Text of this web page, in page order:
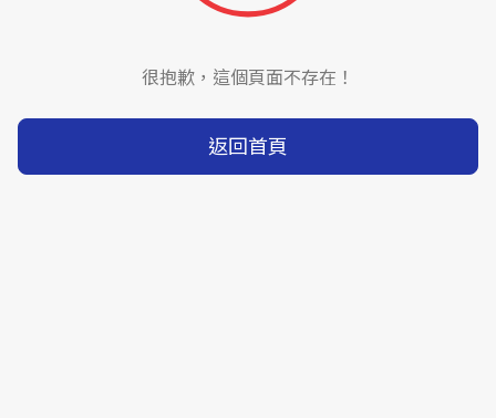
很抱歉，這個頁面不存在！
返回首頁